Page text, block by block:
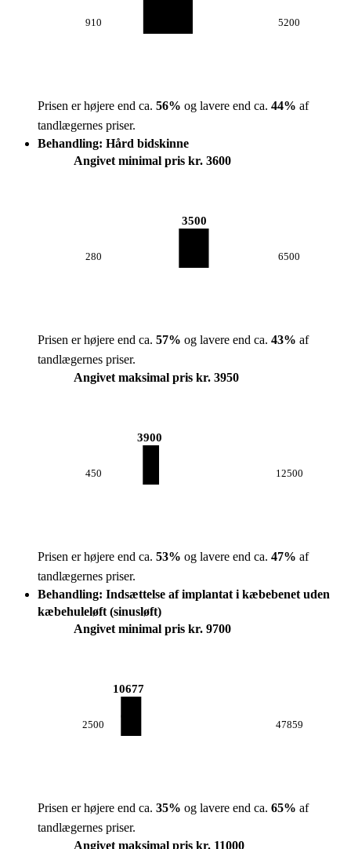
910 5200
Prisen er højere end ca. 56% og lavere end ca. 44% af
tandlægernes priser.
Behandling: Hård bidskinne
Angivet minimal pris kr. 3600
280
3500
6500
Prisen er højere end ca. 57% og lavere end ca. 43% af
tandlægernes priser.
Angivet maksimal pris kr. 3950
450
3900
12500
Prisen er højere end ca. 53% og lavere end ca. 47% af
tandlægernes priser.
Behandling: Indsættelse af implantat i kæbebenet uden
kæbehuleløft (sinusløft)
Angivet minimal pris kr. 9700
2500
10677
47859
Prisen er højere end ca. 35% og lavere end ca. 65% af
tandlægernes priser.
Angivet maksimal pris kr. 11000